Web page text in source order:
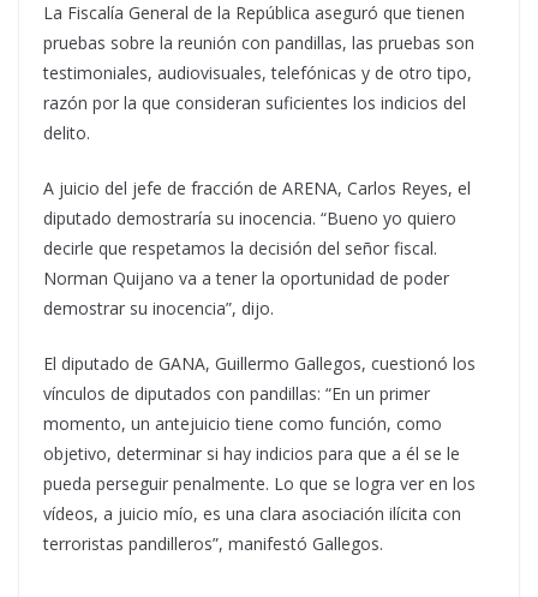
La Fiscalía General de la República aseguró que tienen
pruebas sobre la reunión con pandillas, las pruebas son
testimoniales, audiovisuales, telefónicas y de otro tipo,
razón por la que consideran suficientes los indicios del
delito.
A juicio del jefe de fracción de ARENA, Carlos Reyes, el
diputado demostraría su inocencia. “Bueno yo quiero
decirle que respetamos la decisión del señor fiscal.
Norman Quijano va a tener la oportunidad de poder
demostrar su inocencia”, dijo.
El diputado de GANA, Guillermo Gallegos, cuestionó los
vínculos de diputados con pandillas: “En un primer
momento, un antejuicio tiene como función, como
objetivo, determinar si hay indicios para que a él se le
pueda perseguir penalmente. Lo que se logra ver en los
vídeos, a juicio mío, es una clara asociación ilícita con
terroristas pandilleros”, manifestó Gallegos.